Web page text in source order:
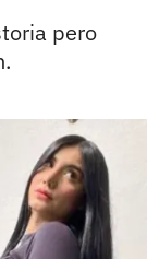
pero